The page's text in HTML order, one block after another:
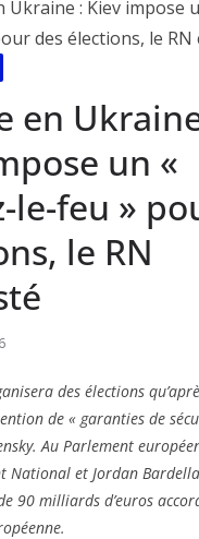
en
un «
le-feu »
le RN
des élections
de « garanties de
Au Parlement
National et Jordan
90 milliards d’euros